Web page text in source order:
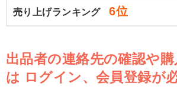
売り上げランキング 6位
出品者の連絡先の確認や
は ログイン、会員登録が